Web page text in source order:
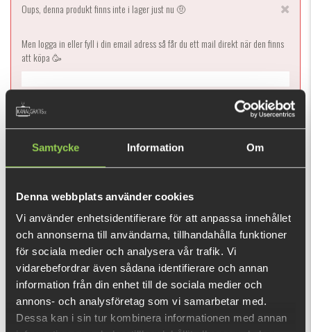
Samtycke Information Om
Denna webbplats använder cookies
Vi använder enhetsidentifierare för att anpassa innehållet
och annonserna till användarna, tillhandahålla funktioner
för sociala medier och analysera vår trafik. Vi
vidarebefordrar även sådana identifierare och annan
information från din enhet till de sociala medier och
annons- och analysföretag som vi samarbetar med.
Dessa kan i sin tur kombinera informationen med annan
Oups, denna produkt finns inte i lager just nu 🤨
Men logga in eller fyll i din email adress så får du ett mail direkt när den finns
att köpa 🥳
99 kr
Berkley DEX Ripper simmar nästan helt vågrätt vilket är unikt
till skillnad från andra crankbaits utan sked!
Den här produkten ger dig 198 fishcoins
nu!
Vad är detta?